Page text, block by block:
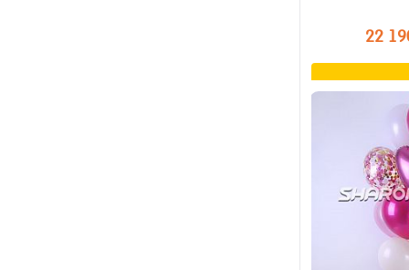
22
В
Купить в 1
В избранное
В наличии